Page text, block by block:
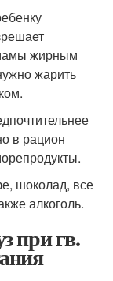
жирным
жарить
в рацион
шоколад, все
алкоголь.
при гв.